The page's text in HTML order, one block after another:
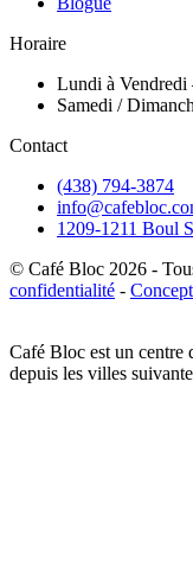
Horaire
Lundi à
Samedi /
Contact
(438) 794-3874
1209-1211 Boul
© Café Bloc 2026 -
confidentialité -
Café Bloc est un centre
depuis les villes